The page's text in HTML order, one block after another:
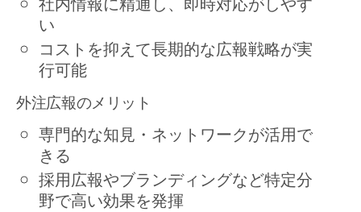
い
コストを抑えて長期的な広報戦略が実
行可能
外注広報のメリット
専門的な知見・ネットワークが活用で
きる
採用広報やブランディングなど特定分
野で高い効果を発揮